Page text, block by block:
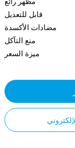
قابل للتعديل
مضادات الأكسدة
منع التآكل
ميزة السعر